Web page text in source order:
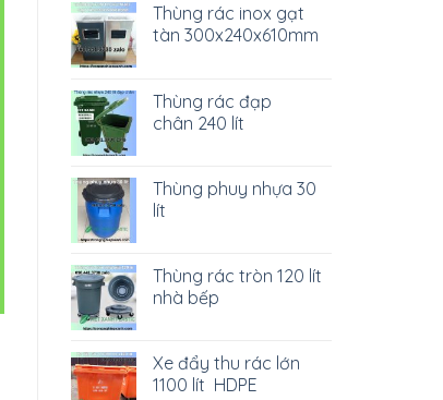
Thùng rác inox gạt
tàn 300x240x610mm
Thùng rác đạp
chân 240 lít
Thùng phuy nhựa 30
lít
Thùng rác tròn 120 lít
nhà bếp
Xe đẩy thu rác lớn
1100 lít HDPE